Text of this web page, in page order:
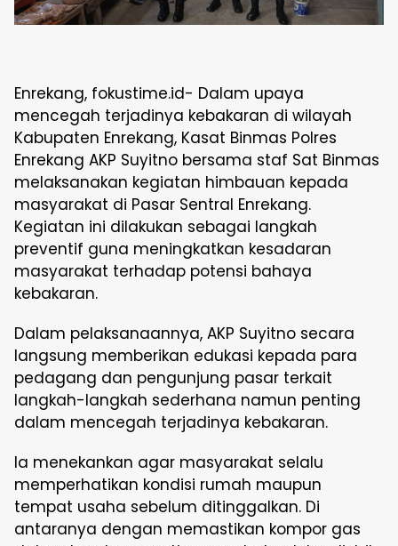
Enrekang, fokustime.id- Dalam upaya
mencegah terjadinya kebakaran di wilayah
Kabupaten Enrekang, Kasat Binmas Polres
Enrekang AKP Suyitno bersama staf Sat Binmas
melaksanakan kegiatan himbauan kepada
masyarakat di Pasar Sentral Enrekang.
Kegiatan ini dilakukan sebagai langkah
preventif guna meningkatkan kesadaran
masyarakat terhadap potensi bahaya
kebakaran.
Dalam pelaksanaannya, AKP Suyitno secara
langsung memberikan edukasi kepada para
pedagang dan pengunjung pasar terkait
langkah-langkah sederhana namun penting
dalam mencegah terjadinya kebakaran.
Ia menekankan agar masyarakat selalu
memperhatikan kondisi rumah maupun
tempat usaha sebelum ditinggalkan. Di
antaranya dengan memastikan kompor gas